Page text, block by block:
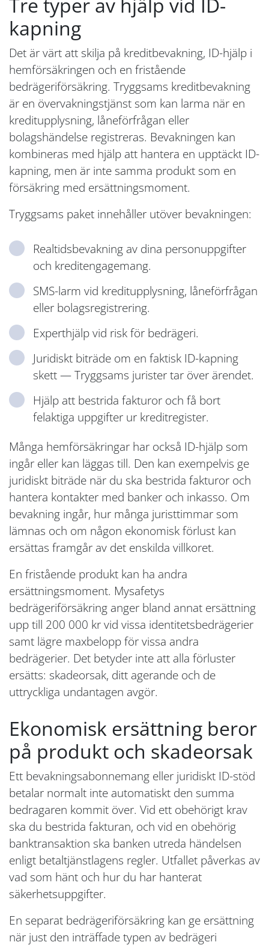
kapning
Det är värt att skilja på kreditbevakning, ID-hjälp i
hemförsäkringen och en fristående
bedrägeriförsäkring. Tryggsams kreditbevakning
är en övervakningstjänst som kan larma när en
kreditupplysning, låneförfrågan eller
bolagshändelse registreras. Bevakningen kan
kombineras med hjälp att hantera en upptäckt ID-
kapning, men är inte samma produkt som en
försäkring med ersättningsmoment.
Tryggsams paket innehåller utöver bevakningen:
Realtidsbevakning av dina personuppgifter
och kreditengagemang.
SMS-larm vid kreditupplysning, låneförfrågan
eller bolagsregistrering.
Experthjälp vid risk för bedrägeri.
Juridiskt biträde om en faktisk ID-kapning
skett — Tryggsams jurister tar över ärendet.
Hjälp att bestrida fakturor och få bort
felaktiga uppgifter ur kreditregister.
Många hemförsäkringar har också ID-hjälp som
ingår eller kan läggas till. Den kan exempelvis ge
juridiskt biträde när du ska bestrida fakturor och
hantera kontakter med banker och inkasso. Om
bevakning ingår, hur många juristtimmar som
lämnas och om någon ekonomisk förlust kan
ersättas framgår av det enskilda villkoret.
En fristående produkt kan ha andra
ersättningsmoment. Mysafetys
bedrägeriförsäkring anger bland annat ersättning
upp till 200 000 kr vid vissa identitetsbedrägerier
samt lägre maxbelopp för vissa andra
bedrägerier. Det betyder inte att alla förluster
ersätts: skadeorsak, ditt agerande och de
uttryckliga undantagen avgör.
Ekonomisk ersättning beror
på produkt och skadeorsak
Ett bevakningsabonnemang eller juridiskt ID-stöd
betalar normalt inte automatiskt den summa
bedragaren kommit över. Vid ett obehörigt krav
ska du bestrida fakturan, och vid en obehörig
banktransaktion ska banken utreda händelsen
enligt betaltjänstlagens regler. Utfallet påverkas av
vad som hänt och hur du har hanterat
säkerhetsuppgifter.
En separat bedrägeriförsäkring kan ge ersättning
när just den inträffade typen av bedrägeri